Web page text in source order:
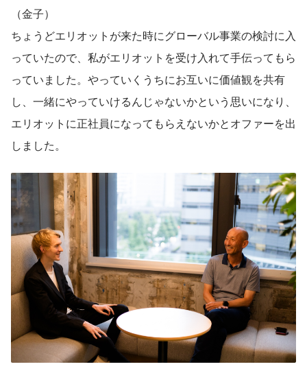
（金子）
ちょうどエリオットが来た時にグローバル事業の検討に入
っていたので、私がエリオットを受け入れて手伝ってもら
っていました。やっていくうちにお互いに価値観を共有
し、一緒にやっていけるんじゃないかという思いになり、
エリオットに正社員になってもらえないかとオファーを出
しました。